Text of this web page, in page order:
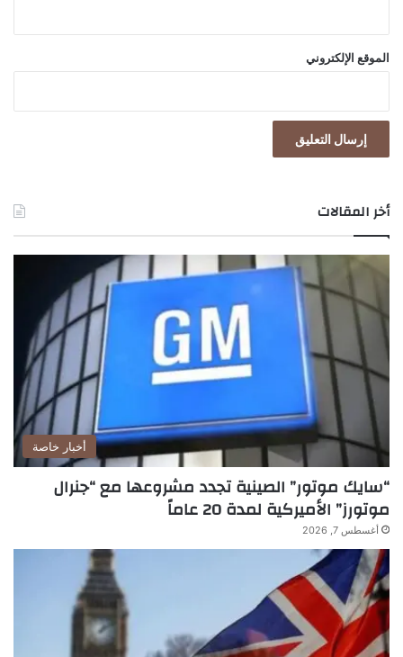
الموقع الإلكتروني
أخر المقالات
أخبار خاصة
“سايك موتور” الصينية تجدد مشروعها مع “جنرال
موتورز” الأميركية لمدة 20 عاماً
أغسطس 7, 2026